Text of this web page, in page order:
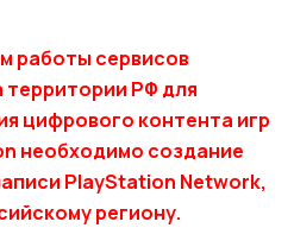
работы сервисов
РФ для
цифрового контента игр
необходимо создание
PlayStation Network,
региону.